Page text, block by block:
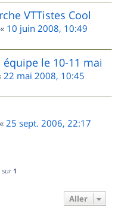
VTTistes Cool
« 10 juin 2008, 10:49
le 10-11 mai
22 mai 2008, 10:45
« 25 sept. 2006, 22:17
sur 1
Aller